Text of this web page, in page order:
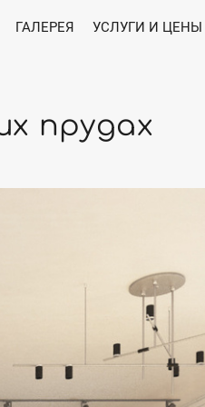
ГАЛЕРЕЯ УСЛУГИ И ЦЕНЫ
прудах